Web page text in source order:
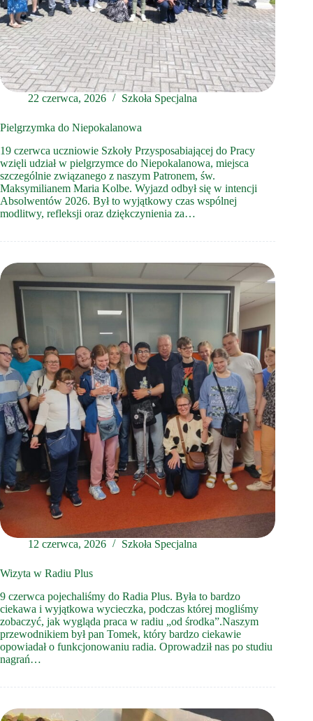
22 czerwca, 2026 Szkoła Specjalna
Pielgrzymka do Niepokalanowa
19 czerwca uczniowie Szkoły Przysposabiającej do Pracy
wzięli udział w pielgrzymce do Niepokalanowa, miejsca
szczególnie związanego z naszym Patronem, św.
Maksymilianem Maria Kolbe. Wyjazd odbył się w intencji
Absolwentów 2026. Był to wyjątkowy czas wspólnej
modlitwy, refleksji oraz dziękczynienia za…
12 czerwca, 2026 Szkoła Specjalna
Wizyta w Radiu Plus
9 czerwca pojechaliśmy do Radia Plus. Była to bardzo
ciekawa i wyjątkowa wycieczka, podczas której mogliśmy
zobaczyć, jak wygląda praca w radiu „od środka”.Naszym
przewodnikiem był pan Tomek, który bardzo ciekawie
opowiadał o funkcjonowaniu radia. Oprowadził nas po studiu
nagrań…